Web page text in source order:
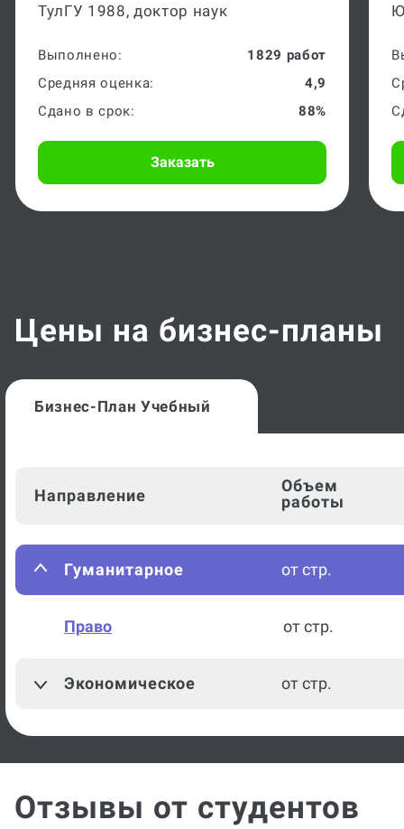
ТулГУ 1988, доктор наук
Выполнено:
1829 работ
Средняя оценка:
4,9
Сдано в срок:
88%
Заказать
Цены на бизнес-планы
Бизнес-План Учебный
Направление
Объем
работы
Гуманитарное от стр.
Право от стр.
Экономическое от стр.
Отзывы от студентов